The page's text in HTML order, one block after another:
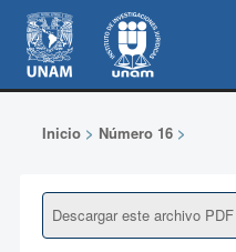
Inicio> Número 16>
Descargar este archivo PDF